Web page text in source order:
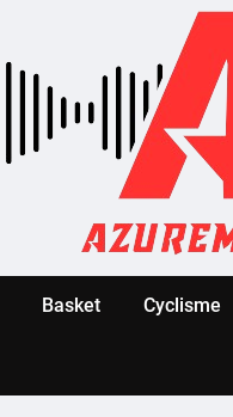
Basket Cyclisme